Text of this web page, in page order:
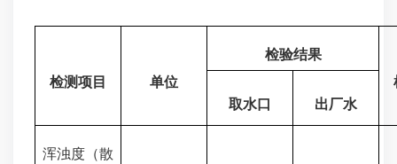
检测项目 单位
检验结果
取水口
出厂水
浑浊度（散